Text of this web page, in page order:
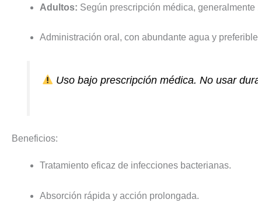
Adultos: Según prescripción médica,
Administración oral, con abundante agua y
Uso bajo prescripción médica. No usar
Beneficios:
Tratamiento eficaz de infecciones bacterianas.
Absorción rápida y acción prolongada.